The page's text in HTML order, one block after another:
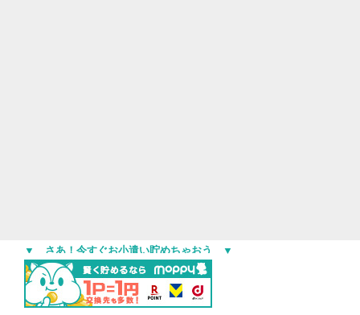
▼ さあ！今すぐお小遣い貯めちゃおう ▼